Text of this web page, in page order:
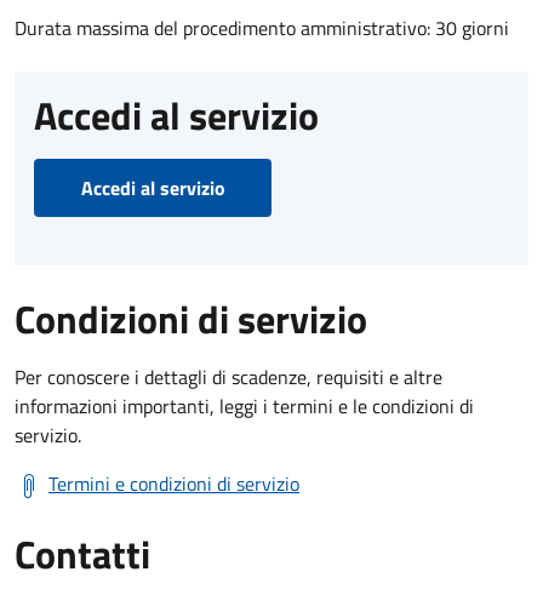
Durata massima del procedimento amministrativo: 30 giorni
Accedi al servizio
Accedi al servizio
Condizioni di servizio
Per conoscere i dettagli di scadenze, requisiti e altre
informazioni importanti, leggi i termini e le condizioni di
servizio.
Termini e condizioni di servizio
Contatti